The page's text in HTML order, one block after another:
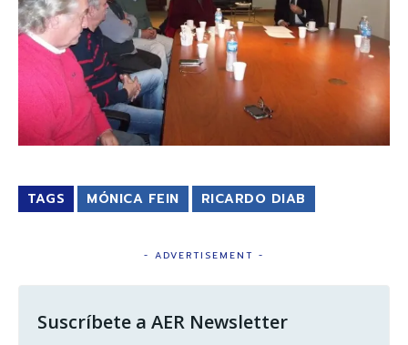
TAGS MÓNICA FEIN RICARDO DIAB
- ADVERTISEMENT -
Suscríbete a AER Newsletter